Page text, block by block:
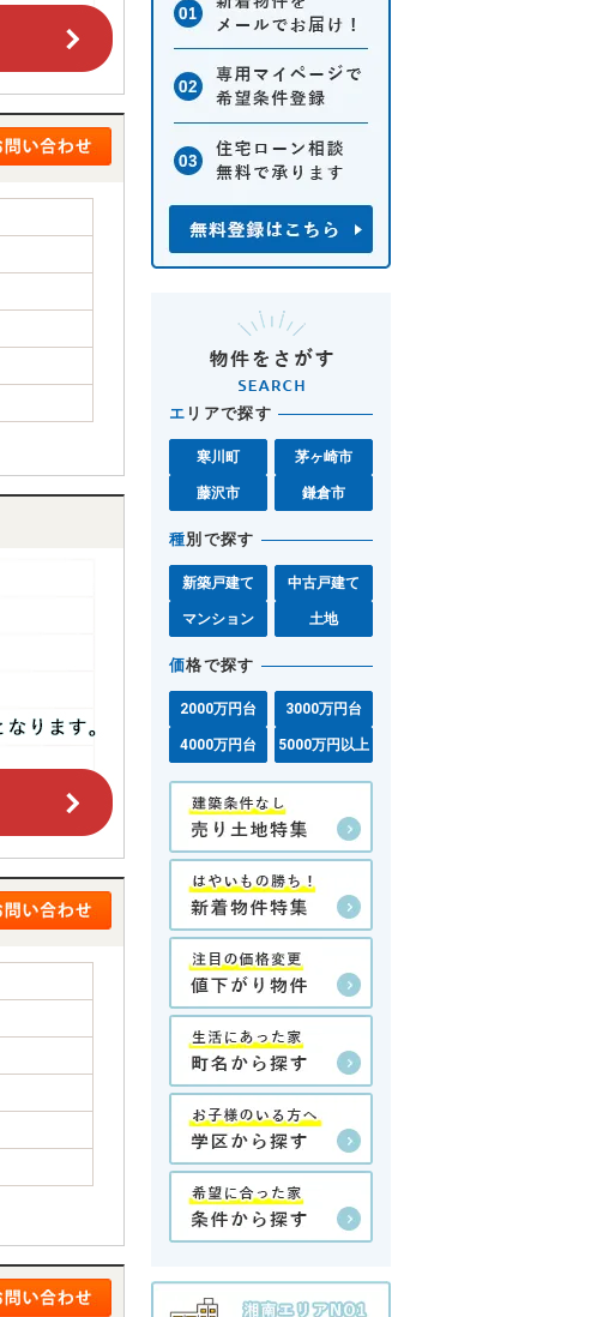
エ リアで探す
寒川町 茅ヶ崎市
藤沢市 鎌倉市
種別で探す
新築戸建て 中古戸建て
マンション 土地
価格で探す
2000万円台 3000万円台
4000万円台 5000万円以上